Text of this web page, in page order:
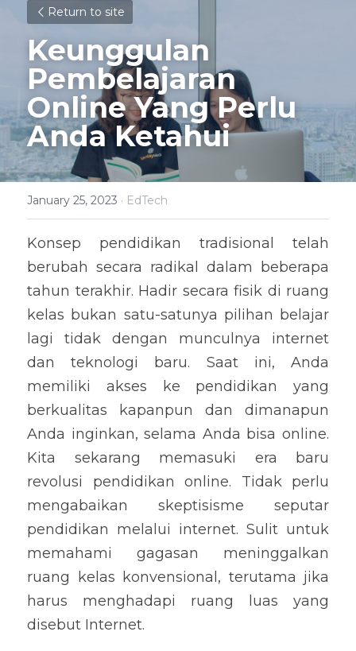
Return to site
Keunggulan
Pembelajaran
Online Yang Perlu
Anda Ketahui
January 25, 2023 · EdTech
Konsep pendidikan tradisional telah
berubah secara radikal dalam beberapa
tahun terakhir. Hadir secara fisik di ruang
kelas bukan satu-satunya pilihan belajar
lagi tidak dengan munculnya internet
dan teknologi baru. Saat ini, Anda
memiliki akses ke pendidikan yang
berkualitas kapanpun dan dimanapun
Anda inginkan, selama Anda bisa online.
Kita sekarang memasuki era baru
revolusi pendidikan online. Tidak perlu
mengabaikan skeptisisme seputar
pendidikan melalui internet. Sulit untuk
memahami gagasan meninggalkan
ruang kelas konvensional, terutama jika
harus menghadapi ruang luas yang
disebut Internet.